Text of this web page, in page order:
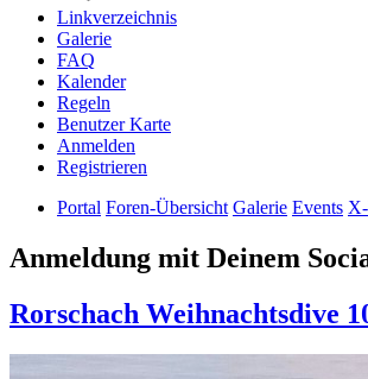
Linkverzeichnis
Galerie
FAQ
Kalender
Regeln
Benutzer Karte
Anmelden
Registrieren
Portal Foren-Übersicht Galerie Events
Anmeldung mit Deinem
Rorschach Weihnachtsdive